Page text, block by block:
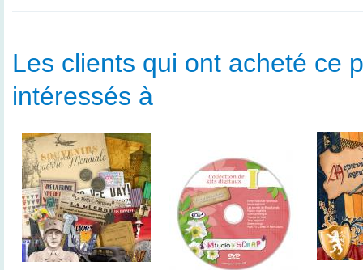
Les clients qui ont acheté ce
intéressés à